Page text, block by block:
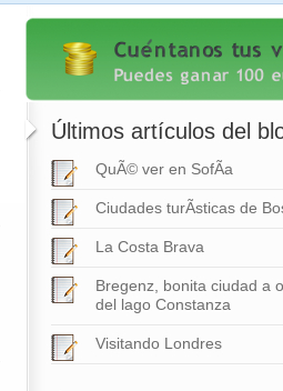
Últimos artículos del
QuÃ© ver en SofÃ­a
Ciudades turÃ­sticas de
La Costa Brava
Bregenz, bonita ciudad a
del lago Constanza
Visitando Londres